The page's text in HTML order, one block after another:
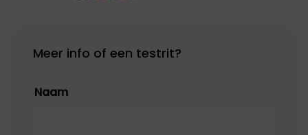
Meer info of een testrit?
Naam